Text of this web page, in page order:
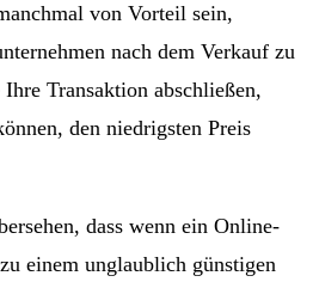
von Vorteil sein,
nach dem Verkauf zu
Transaktion abschließen,
den niedrigsten Preis
dass wenn ein Online-
einem unglaublich günstigen